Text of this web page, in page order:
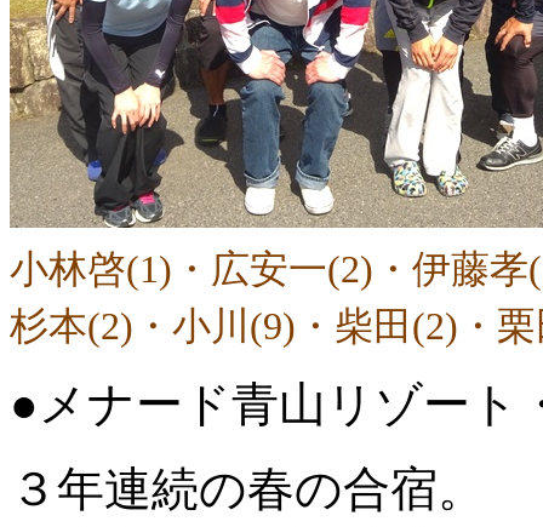
小林啓(1)・広安一(2)・伊藤孝
杉本(2)・小川(9)・柴田(2)・
●メナード青山リゾート
３年連続の春の合宿。